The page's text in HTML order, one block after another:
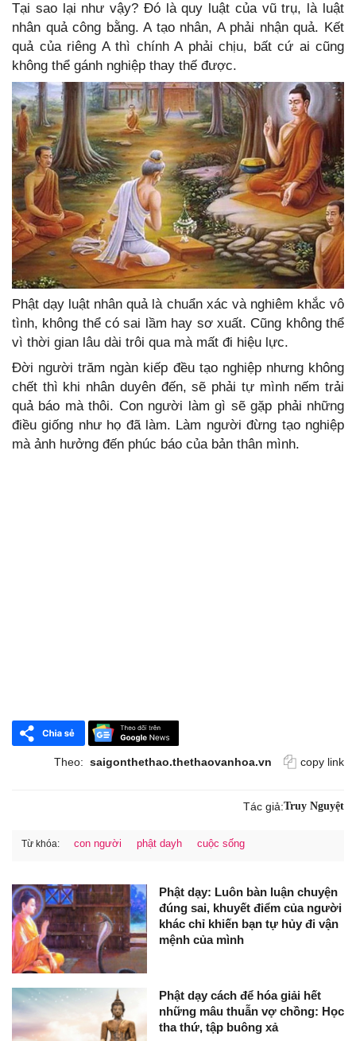
Tại sao lại như vậy? Đó là quy luật của vũ trụ, là luật
nhân quả công bằng. A tạo nhân, A phải nhận quả. Kết
quả của riêng A thì chính A phải chịu, bất cứ ai cũng
không thể gánh nghiệp thay thế được.
Phật dạy luật nhân quả là chuẩn xác và nghiêm khắc vô
tình, không thể có sai lầm hay sơ xuất. Cũng không thể
vì thời gian lâu dài trôi qua mà mất đi hiệu lực.
Đời người trăm ngàn kiếp đều tạo nghiệp nhưng không
chết thì khi nhân duyên đến, sẽ phải tự mình nếm trải
quả báo mà thôi. Con người làm gì sẽ gặp phải những
điều giống như họ đã làm. Làm người đừng tạo nghiệp
mà ảnh hưởng đến phúc báo của bản thân mình.
Theo: saigonthethao.thethaovanhoa.vn copy link
Tác giả:Truy Nguyệt
Từ khóa: con người phật dayh cuộc sống
Phật dạy: Luôn bàn luận chuyện
đúng sai, khuyết điểm của người
khác chỉ khiến bạn tự hủy đi vận
mệnh của mình
Phật dạy cách để hóa giải hết
những mâu thuẫn vợ chồng: Học
tha thứ, tập buông xả